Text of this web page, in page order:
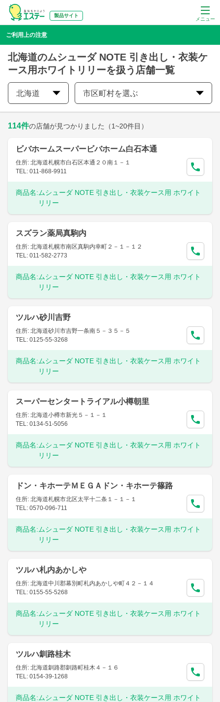
メニュー
製品サイト
ご利用上の注意
北海道のムシューダ NOTE 引き出し・衣装ケ
ース用ホワイトリリーを扱う店舗一覧
北海道 市区町村を選ぶ
114件の店舗が見つかりました （1~20件目）
ビバホームスーパービバホーム白石本通
住所: 北海道札幌市白石区本通２０南１－１
TEL: 011-868-9911
商品名: ムシューダ NOTE 引き出し・衣装ケース用 ホワイト
リリー
スズラン薬局真駒内
住所: 北海道札幌市南区真駒内幸町２－１－１２
TEL: 011-582-2773
商品名: ムシューダ NOTE 引き出し・衣装ケース用 ホワイト
リリー
ツルハ砂川吉野
住所: 北海道砂川市吉野一条南５－３５－５
TEL: 0125-55-3268
商品名: ムシューダ NOTE 引き出し・衣装ケース用 ホワイト
リリー
スーパーセンタートライアル小樽朝里
住所: 北海道小樽市新光５－１－１
TEL: 0134-51-5056
商品名: ムシューダ NOTE 引き出し・衣装ケース用 ホワイト
リリー
ドン・キホーテＭＥＧＡドン・キホーテ篠路
住所: 北海道札幌市北区太平十二条１－１－１
TEL: 0570-096-711
商品名: ムシューダ NOTE 引き出し・衣装ケース用 ホワイト
リリー
ツルハ札内あかしや
住所: 北海道中川郡幕別町札内あかしや町４２－１４
TEL: 0155-55-5268
商品名: ムシューダ NOTE 引き出し・衣装ケース用 ホワイト
リリー
ツルハ釧路桂木
住所: 北海道釧路郡釧路町桂木４－１６
TEL: 0154-39-1268
商品名: ムシューダ NOTE 引き出し・衣装ケース用 ホワイト